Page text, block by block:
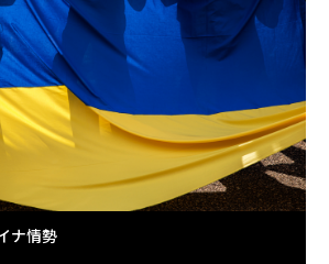
ナ情勢